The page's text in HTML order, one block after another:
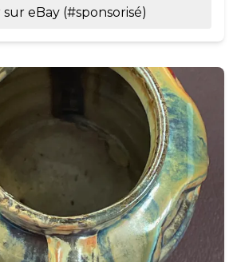
sur eBay (#sponsorisé)